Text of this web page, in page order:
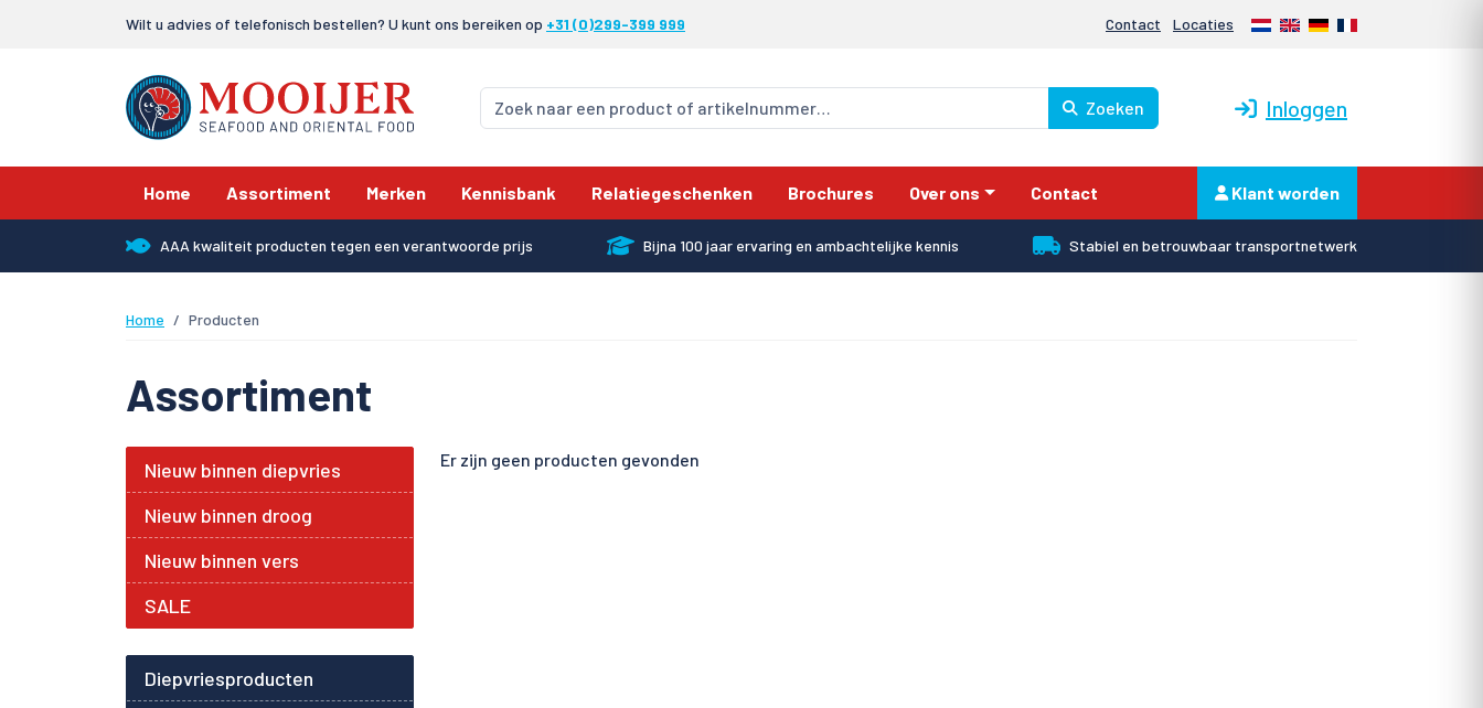
Wilt u advies of telefonisch bestellen? U kunt ons bereiken op +31 (0)299-399 999 Contact Locaties Nederlands
EnglishDeutschFrançais
Zoeken Inloggen
Home Assortiment Merken Kennisbank Relatiegeschenken Brochures Over ons Contact Klant worden
AAA kwaliteit producten tegen een verantwoorde prijs Bijna 100 jaar ervaring en ambachtelijke kennis Stabiel en betrouwbaar transportnetwerk
Home Producten
Assortiment
Nieuw binnen diepvries
Nieuw binnen droog
Nieuw binnen vers
SALE
Diepvriesproducten
Er zijn geen producten gevonden